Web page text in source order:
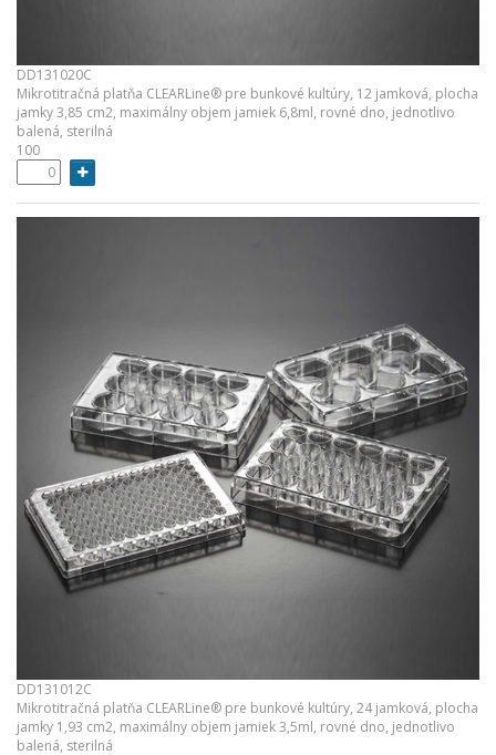
DD131020C
Mikrotitračná platňa CLEARLine® pre bunkové kultúry, 12 jamková, plocha
jamky 3,85 cm2, maximálny objem jamiek 6,8ml, rovné dno, jednotlivo
balená, sterilná
100
DD131012C
Mikrotitračná platňa CLEARLine® pre bunkové kultúry, 24 jamková, plocha
jamky 1,93 cm2, maximálny objem jamiek 3,5ml, rovné dno, jednotlivo
balená, sterilná